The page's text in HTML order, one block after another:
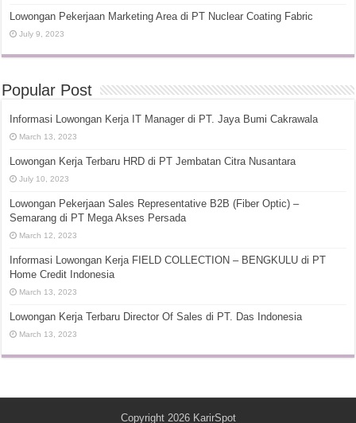
Lowongan Pekerjaan Marketing Area di PT Nuclear Coating Fabric
July 9, 2023
Popular Post
Informasi Lowongan Kerja IT Manager di PT. Jaya Bumi Cakrawala
March 13, 2023
Lowongan Kerja Terbaru HRD di PT Jembatan Citra Nusantara
July 10, 2023
Lowongan Pekerjaan Sales Representative B2B (Fiber Optic) –
Semarang di PT Mega Akses Persada
March 12, 2023
Informasi Lowongan Kerja FIELD COLLECTION – BENGKULU di PT
Home Credit Indonesia
March 13, 2023
Lowongan Kerja Terbaru Director Of Sales di PT. Das Indonesia
March 13, 2023
Copyright 2026 KarirSpot